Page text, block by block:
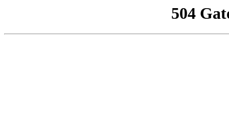
504